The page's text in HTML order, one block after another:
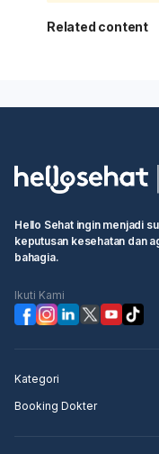
Related content
Hello Sehat ingin menjadi
keputusan kesehatan dan
bahagia.
Ikuti Kami
Kategori
Booking Dokter